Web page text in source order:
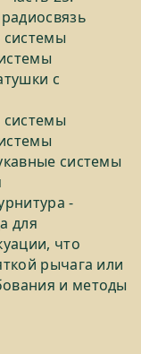
системы
с
системы
системы
-
для
что
рычага или
и методы